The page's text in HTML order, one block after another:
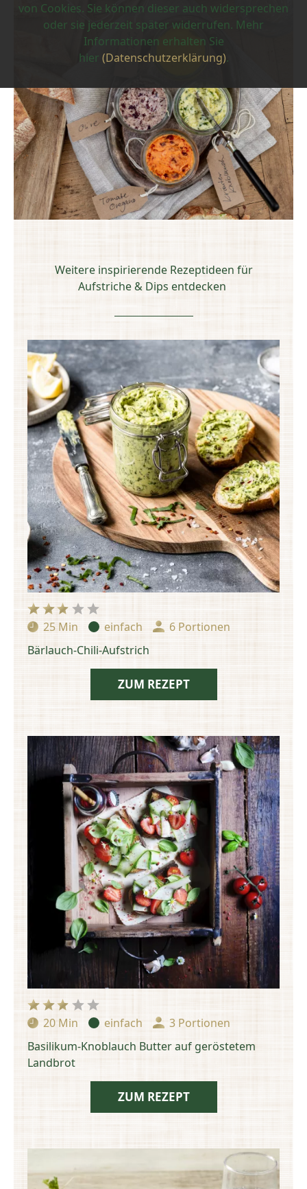
von Cookies. Sie können dieser auch widersprechen
oder sie jederzeit später widerrufen. Mehr
Informationen erhalten Sie
hier (Datenschutzerklärung).
Weitere inspirierende Rezeptideen für
Aufstriche & Dips entdecken
Zubereitungszeit:
25 Min Schwierigkeit:
einfach Portionen:
6 Portionen
Bärlauch-Chili-Aufstrich
ZUM REZEPT
Zubereitungszeit:
20 Min Schwierigkeit:
einfach Portionen:
3 Portionen
Basilikum-Knoblauch Butter auf geröstetem
Landbrot
ZUM REZEPT